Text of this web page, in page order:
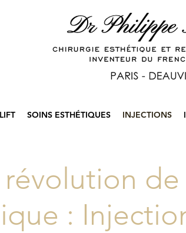
SOINS ESTHÉTIQUES INJECTIONS
révolution
: